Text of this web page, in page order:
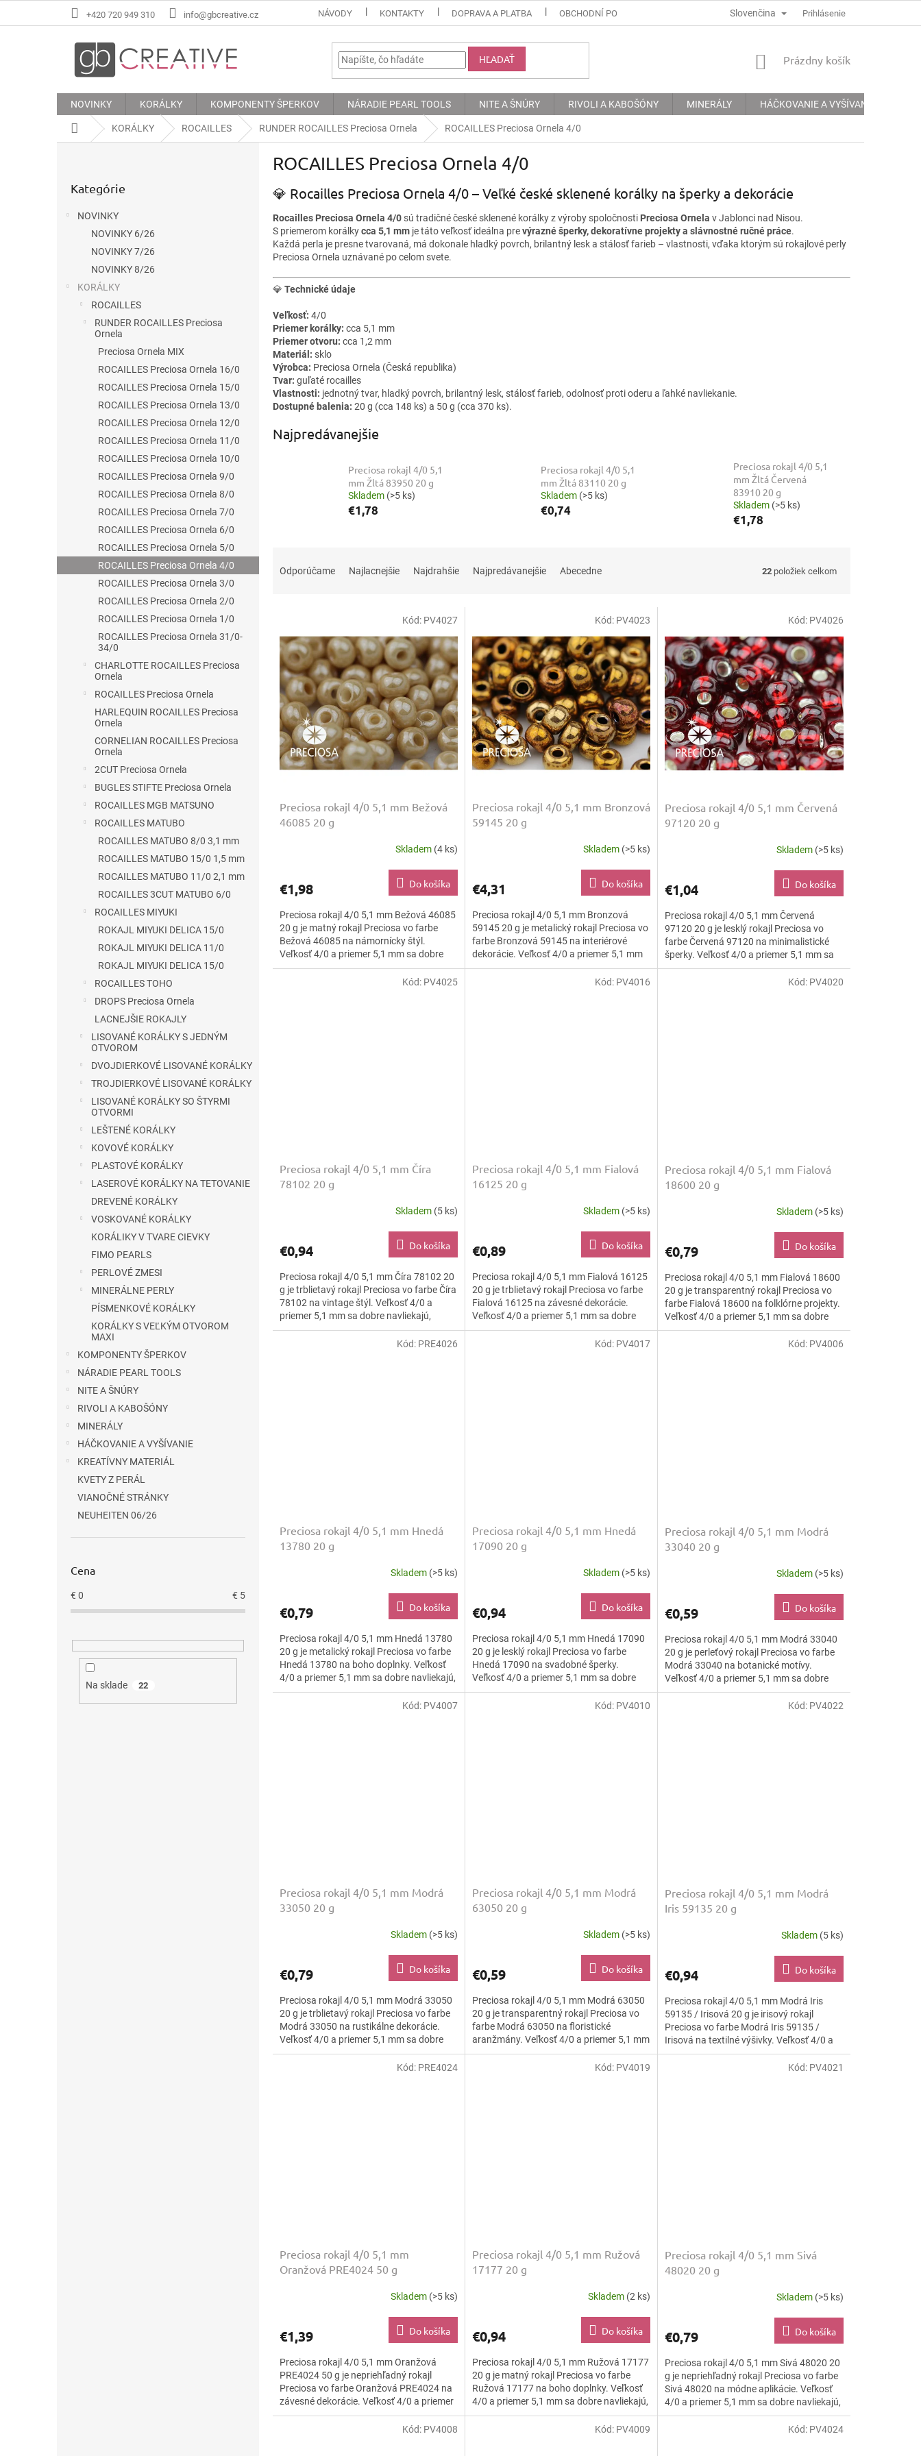
+420 720 949 310 info@gbcreative.cz NÁVODY KONTAKTY DOPRAVA A PLATBA OBCHODNÍ PODMÍNKY PODMÍNKY OCHRANY OSOBNÍCH ÚDAJŮ
Slovenčina Prihlásenie
HĽADAŤ
NÁKUPNÝ
Prázdny košík
NOVINKY KORÁLKY KOMPONENTY ŠPERKOV NÁRADIE PEARL TOOLS NITE A ŠNÚRY RIVOLI A KABOŠÓNY MINERÁLY HÁČKOVANIE A VYŠÍVANIE
DomovKORÁLKY ROCAILLES RUNDER ROCAILLES Preciosa Ornela ROCAILLES Preciosa Ornela 4/0
kategórie
Kategórie
NOVINKY
NOVINKY 6/26
NOVINKY 7/26
NOVINKY 8/26
KORÁLKY
ROCAILLES
RUNDER ROCAILLES Preciosa
Ornela
Preciosa Ornela MIX
ROCAILLES Preciosa Ornela 16/0
ROCAILLES Preciosa Ornela 15/0
ROCAILLES Preciosa Ornela 13/0
ROCAILLES Preciosa Ornela 12/0
ROCAILLES Preciosa Ornela 11/0
ROCAILLES Preciosa Ornela 10/0
ROCAILLES Preciosa Ornela 9/0
ROCAILLES Preciosa Ornela 8/0
ROCAILLES Preciosa Ornela 7/0
ROCAILLES Preciosa Ornela 6/0
ROCAILLES Preciosa Ornela 5/0
ROCAILLES Preciosa Ornela 4/0
ROCAILLES Preciosa Ornela 3/0
ROCAILLES Preciosa Ornela 2/0
ROCAILLES Preciosa Ornela 1/0
ROCAILLES Preciosa Ornela 31/0-
34/0
CHARLOTTE ROCAILLES Preciosa
Ornela
ROCAILLES Preciosa Ornela
HARLEQUIN ROCAILLES Preciosa
Ornela
CORNELIAN ROCAILLES Preciosa
Ornela
2CUT Preciosa Ornela
BUGLES STIFTE Preciosa Ornela
ROCAILLES MGB MATSUNO
ROCAILLES MATUBO
ROCAILLES MATUBO 8/0 3,1 mm
ROCAILLES MATUBO 15/0 1,5 mm
ROCAILLES MATUBO 11/0 2,1 mm
ROCAILLES 3CUT MATUBO 6/0
ROCAILLES MIYUKI
ROKAJL MIYUKI DELICA 15/0
ROKAJL MIYUKI DELICA 11/0
ROKAJL MIYUKI DELICA 15/0
ROCAILLES TOHO
DROPS Preciosa Ornela
LACNEJŠIE ROKAJLY
LISOVANÉ KORÁLKY S JEDNÝM
OTVOROM
DVOJDIERKOVÉ LISOVANÉ KORÁLKY
TROJDIERKOVÉ LISOVANÉ KORÁLKY
LISOVANÉ KORÁLKY SO ŠTYRMI
OTVORMI
LEŠTENÉ KORÁLKY
KOVOVÉ KORÁLKY
PLASTOVÉ KORÁLKY
LASEROVÉ KORÁLKY NA TETOVANIE
DREVENÉ KORÁLKY
VOSKOVANÉ KORÁLKY
KORÁLIKY V TVARE CIEVKY
FIMO PEARLS
PERLOVÉ ZMESI
MINERÁLNE PERLY
PÍSMENKOVÉ KORÁLKY
KORÁLKY S VEĽKÝM OTVOROM
MAXI
KOMPONENTY ŠPERKOV
NÁRADIE PEARL TOOLS
NITE A ŠNÚRY
RIVOLI A KABOŠÓNY
MINERÁLY
HÁČKOVANIE A VYŠÍVANIE
KREATÍVNY MATERIÁL
KVETY Z PERÁL
VIANOČNÉ STRÁNKY
NEUHEITEN 06/26
Cena
€ 0 € 5
Na sklade 22
ROCAILLES Preciosa Ornela 4/0
💎 Rocailles Preciosa Ornela 4/0 – Veľké české sklenené korálky na šperky a dekorácie
Rocailles Preciosa Ornela 4/0 sú tradičné české sklenené korálky z výroby spoločnosti Preciosa Ornela v Jablonci nad Nisou.
S priemerom korálkycca 5,1 mm je táto veľkosť ideálna prevýrazné šperky, dekoratívne projekty a slávnostné ručné práce.
Každá perla je presne tvarovaná, má dokonale hladký povrch, brilantný lesk a stálosť farieb – vlastnosti, vďaka ktorým sú rokajlové perly
Preciosa Ornela uznávané po celom svete.
💎 Technické údaje
Veľkosť: 4/0
Priemer korálky: cca 5,1 mm
Priemer otvoru: cca 1,2 mm
Materiál: sklo
Výrobca: Preciosa Ornela (Česká republika)
Tvar: guľaté rocailles
Vlastnosti: jednotný tvar, hladký povrch, brilantný lesk, stálosť farieb, odolnosť proti oderu a ľahké navliekanie.
Dostupné balenia: 20 g (cca 148 ks) a 50 g (cca 370 ks).
Najpredávanejšie
Preciosa rokajl 4/0 5,1
mm Žltá 83950 20 g
Skladem (>5 ks)
€1,78
Preciosa rokajl 4/0 5,1
mm Žltá 83110 20 g
Skladem (>5 ks)
€0,74
Preciosa rokajl 4/0 5,1
mm Žltá Červená
83910 20 g
Skladem (>5 ks)
€1,78
p
o
d
o
Odporúčame Najlacnejšie Najdrahšie Najpredávanejšie Abecedne 22 položiek celkom
p
p
o
d
Preciosa rokajl 4/0 5,1 mm Bežová
46085 20 g
Skladem (4 ks)
€1,98 Do košíka
Preciosa rokajl 4/0 5,1 mm Bežová 46085
20 g je matný rokajl Preciosa vo farbe
Bežová 46085 na námornícky štýl.
Veľkosť 4/0 a priemer 5,1 mm sa dobre
navliekajú, vyšívajú a...
Kód: PV4027
Preciosa rokajl 4/0 5,1 mm Bronzová
59145 20 g
Skladem (>5 ks)
€4,31 Do košíka
Preciosa rokajl 4/0 5,1 mm Bronzová
59145 20 g je metalický rokajl Preciosa vo
farbe Bronzová 59145 na interiérové
dekorácie. Veľkosť 4/0 a priemer 5,1 mm
sa dobre navliekajú,...
Kód: PV4023
Preciosa rokajl 4/0 5,1 mm Červená
97120 20 g
Skladem (>5 ks)
€1,04 Do košíka
Preciosa rokajl 4/0 5,1 mm Červená
97120 20 g je lesklý rokajl Preciosa vo
farbe Červená 97120 na minimalistické
šperky. Veľkosť 4/0 a priemer 5,1 mm sa
dobre navliekajú,...
Kód: PV4026
Preciosa rokajl 4/0 5,1 mm Číra
78102 20 g
Skladem (5 ks)
€0,94 Do košíka
Preciosa rokajl 4/0 5,1 mm Číra 78102 20
g je trblietavý rokajl Preciosa vo farbe Číra
78102 na vintage štýl. Veľkosť 4/0 a
priemer 5,1 mm sa dobre navliekajú,
vyšívajú a...
Kód: PV4025
Preciosa rokajl 4/0 5,1 mm Fialová
16125 20 g
Skladem (>5 ks)
€0,89 Do košíka
Preciosa rokajl 4/0 5,1 mm Fialová 16125
20 g je trblietavý rokajl Preciosa vo farbe
Fialová 16125 na závesné dekorácie.
Veľkosť 4/0 a priemer 5,1 mm sa dobre
navliekajú,...
Kód: PV4016
Preciosa rokajl 4/0 5,1 mm Fialová
18600 20 g
Skladem (>5 ks)
€0,79 Do košíka
Preciosa rokajl 4/0 5,1 mm Fialová 18600
20 g je transparentný rokajl Preciosa vo
farbe Fialová 18600 na folklórne projekty.
Veľkosť 4/0 a priemer 5,1 mm sa dobre
navliekajú,...
Kód: PV4020
Preciosa rokajl 4/0 5,1 mm Hnedá
13780 20 g
Skladem (>5 ks)
€0,79 Do košíka
Preciosa rokajl 4/0 5,1 mm Hnedá 13780
20 g je metalický rokajl Preciosa vo farbe
Hnedá 13780 na boho doplnky. Veľkosť
4/0 a priemer 5,1 mm sa dobre navliekajú,
vyšívajú a...
Kód: PRE4026
Preciosa rokajl 4/0 5,1 mm Hnedá
17090 20 g
Skladem (>5 ks)
€0,94 Do košíka
Preciosa rokajl 4/0 5,1 mm Hnedá 17090
20 g je lesklý rokajl Preciosa vo farbe
Hnedá 17090 na svadobné šperky.
Veľkosť 4/0 a priemer 5,1 mm sa dobre
navliekajú, vyšívajú a...
Kód: PV4017
Preciosa rokajl 4/0 5,1 mm Modrá
33040 20 g
Skladem (>5 ks)
€0,59 Do košíka
Preciosa rokajl 4/0 5,1 mm Modrá 33040
20 g je perleťový rokajl Preciosa vo farbe
Modrá 33040 na botanické motívy.
Veľkosť 4/0 a priemer 5,1 mm sa dobre
navliekajú, vyšívajú a...
Kód: PV4006
Preciosa rokajl 4/0 5,1 mm Modrá
33050 20 g
Skladem (>5 ks)
€0,79 Do košíka
Preciosa rokajl 4/0 5,1 mm Modrá 33050
20 g je trblietavý rokajl Preciosa vo farbe
Modrá 33050 na rustikálne dekorácie.
Veľkosť 4/0 a priemer 5,1 mm sa dobre
navliekajú,...
Kód: PV4007
Preciosa rokajl 4/0 5,1 mm Modrá
63050 20 g
Skladem (>5 ks)
€0,59 Do košíka
Preciosa rokajl 4/0 5,1 mm Modrá 63050
20 g je transparentný rokajl Preciosa vo
farbe Modrá 63050 na floristické
aranžmány. Veľkosť 4/0 a priemer 5,1 mm
sa dobre navliekajú,...
Kód: PV4010
Preciosa rokajl 4/0 5,1 mm Modrá
Iris 59135 20 g
Skladem (5 ks)
€0,94 Do košíka
Preciosa rokajl 4/0 5,1 mm Modrá Iris
59135 / Irisová 20 g je irisový rokajl
Preciosa vo farbe Modrá Iris 59135 /
Irisová na textilné výšivky. Veľkosť 4/0 a
priemer 5,1 mm sa...
Kód: PV4022
Preciosa rokajl 4/0 5,1 mm
Oranžová PRE4024 50 g
Skladem (>5 ks)
€1,39 Do košíka
Preciosa rokajl 4/0 5,1 mm Oranžová
PRE4024 50 g je nepriehľadný rokajl
Preciosa vo farbe Oranžová PRE4024 na
závesné dekorácie. Veľkosť 4/0 a priemer
5,1 mm sa dobre...
Kód: PRE4024
Preciosa rokajl 4/0 5,1 mm Ružová
17177 20 g
Skladem (2 ks)
€0,94 Do košíka
Preciosa rokajl 4/0 5,1 mm Ružová 17177
20 g je matný rokajl Preciosa vo farbe
Ružová 17177 na boho doplnky. Veľkosť
4/0 a priemer 5,1 mm sa dobre navliekajú,
vyšívajú a...
Kód: PV4019
Preciosa rokajl 4/0 5,1 mm Sivá
48020 20 g
Skladem (>5 ks)
€0,79 Do košíka
Preciosa rokajl 4/0 5,1 mm Sivá 48020 20
g je nepriehľadný rokajl Preciosa vo farbe
Sivá 48020 na módne aplikácie. Veľkosť
4/0 a priemer 5,1 mm sa dobre navliekajú,
vyšívajú a...
Kód: PV4021
Kód: PV4008 Kód: PV4009 Kód: PV4024